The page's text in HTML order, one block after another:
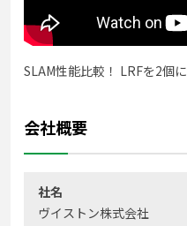
SLAM性能比較！ LRFを2個
会社概要
社名
ヴイストン株式会社